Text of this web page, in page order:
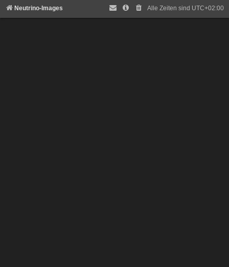
Neutrino-Images Alle Zeiten sind UTC+02:00